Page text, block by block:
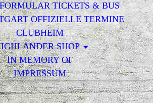
TICKETS & BUS
OFFIZIELLE TERMINE
CLUBHEIM
SHOP
IN MEMORY OF
IMPRESSUM